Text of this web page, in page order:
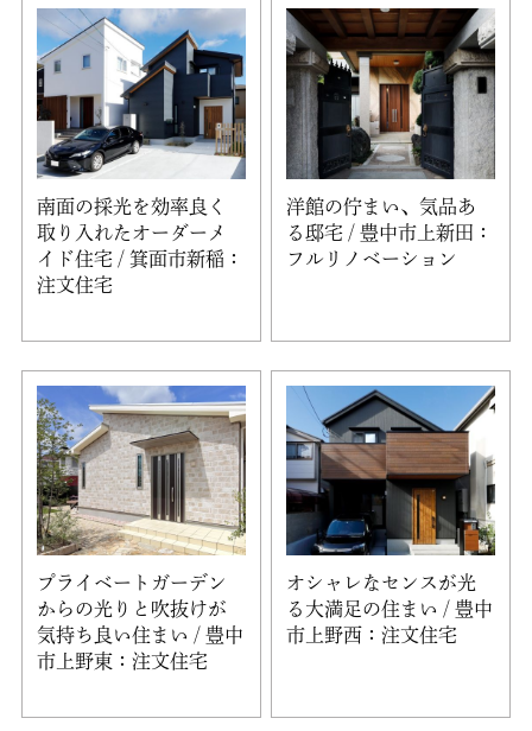
南面の採光を効率良く
取り入れたオーダーメ
イド住宅 / 箕面市新稲：
注文住宅
洋館の佇まい、気品あ
る邸宅 / 豊中市上新田：
フルリノベーション
プライベートガーデン
からの光りと吹抜けが
気持ち良い住まい / 豊中
市上野東：注文住宅
オシャレなセンスが光
る大満足の住まい / 豊中
市上野西：注文住宅